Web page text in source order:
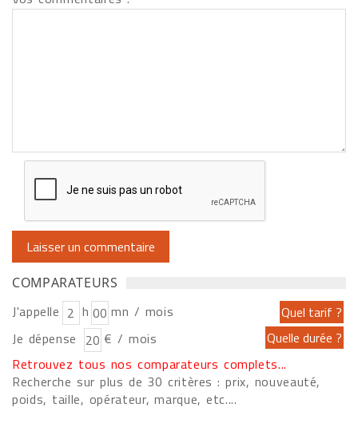
COMPARATEURS
J'appelle h
mn / mois
Je dépense
€ / mois
Retrouvez tous nos comparateurs complets...
Recherche sur plus de 30 critères : prix, nouveauté,
poids, taille, opérateur, marque, etc....